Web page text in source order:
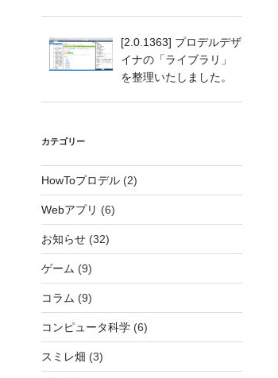
[2.0.1363] プロデルデザ
イナの「ライブラリ」
を整理いたしました。
カテゴリー
HowToプロデル(2)
Webアプリ (6)
お知らせ(32)
ゲーム (9)
コラム (9)
コンピュータ科学(6)
スミレ畑 (3)